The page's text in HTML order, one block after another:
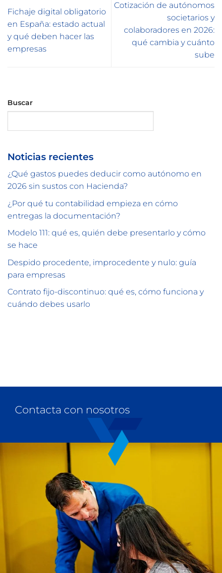
Fichaje digital obligatorio
en España: estado actual
y qué deben hacer las
empresas
Cotización de autónomos
societarios y
colaboradores en 2026:
qué cambia y cuánto
sube
Buscar
Noticias recientes
¿Qué gastos puedes deducir como autónomo en
2026 sin sustos con Hacienda?
¿Por qué tu contabilidad empieza en cómo
entregas la documentación?
Modelo 111: qué es, quién debe presentarlo y cómo
se hace
Despido procedente, improcedente y nulo: guía
para empresas
Contrato fijo-discontinuo: qué es, cómo funciona y
cuándo debes usarlo
Contacta con nosotros